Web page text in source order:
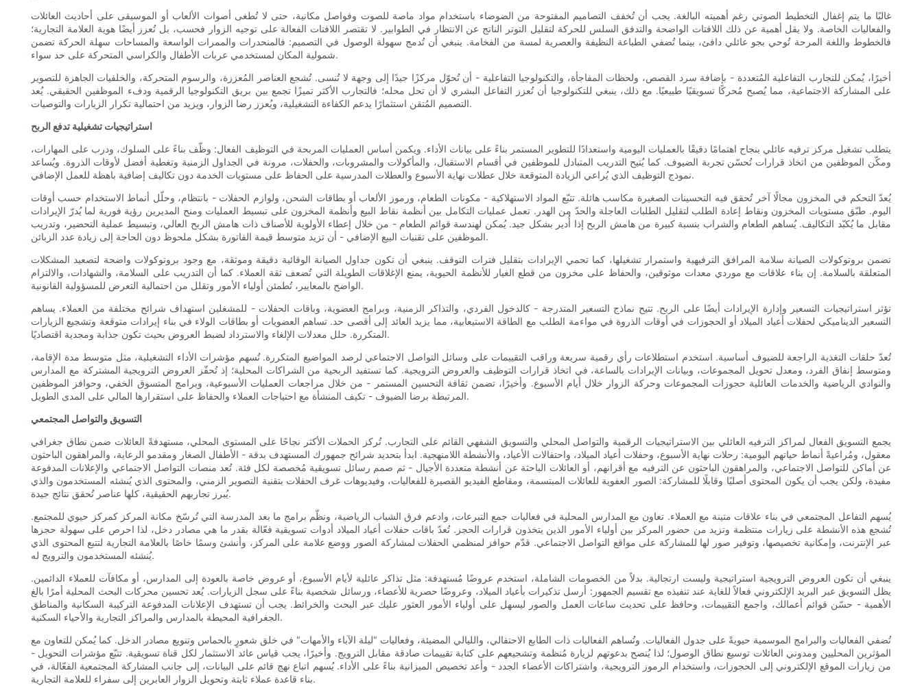
غالبًا ما يتم إغفال التخطيط الصوتي رغم أهميته البالغة. يجب أن تُخفف التصاميم المفتوحة من الضوضاء باستخدام مواد ماصة للصوت وفواصل مكانية، حتى لا تُطغى أصوات الألعاب أو الموسيقى على أحاديث العائلات
والفعاليات الخاصة. ولا يقل أهمية عن ذلك اللافتات الواضحة والتدفق السلس للحركة لتقليل التوتر الناتج عن الانتظار في الطوابير. لا تقتصر اللافتات الفعالة على توجيه الزوار فحسب، بل تُعزز أيضًا هوية العلامة التجارية؛
فالخطوط واللغة المرحة تُوحي بجو عائلي دافئ، بينما تُضفي الطباعة النظيفة والعصرية لمسة من الفخامة. ينبغي أن تُدمج سهولة الوصول في التصميم: فالمنحدرات والممرات الواسعة والمساحات سهلة الحركة تضمن
شمولية المكان لمستخدمي عربات الأطفال والكراسي المتحركة على حد سواء.
أخيرًا، يُمكن للتجارب التفاعلية المُتعددة - بإضافة سرد القصص، ولحظات المفاجأة، والتكنولوجيا التفاعلية - أن تُحوّل مركزًا جيدًا إلى وجهة لا تُنسى. تُشجع العناصر المُعززة، والرسوم المتحركة، والخلفيات الجاهزة للتصوير
على المشاركة الاجتماعية، مما يُصبح مُحركًا تسويقيًا طبيعيًا. مع ذلك، ينبغي للتكنولوجيا أن تُعزز التفاعل البشري لا أن تحل محله؛ فالتجارب الأكثر تميزًا تجمع بين بريق التكنولوجيا الرقمية ودفء الموظفين الحقيقي. يُعد
التصميم المُتقن استثمارًا يدعم الكفاءة التشغيلية، ويُعزز رضا الزوار، ويزيد من احتمالية تكرار الزيارات والتوصيات.
استراتيجيات تشغيلية تدفع الربح
يتطلب تشغيل مركز ترفيه عائلي بنجاح اهتمامًا دقيقًا بالعمليات اليومية واستعدادًا للتطوير المستمر بناءً على بيانات الأداء. ويكمن أساس العمليات المربحة في التوظيف الفعال: وظّف بناءً على السلوك، ودرب على المهارات،
ومكّن الموظفين من اتخاذ قرارات تُحسّن تجربة الضيوف. كما يُتيح التدريب المتبادل للموظفين في أقسام الاستقبال، والمأكولات والمشروبات، والحفلات، مرونة في الجداول الزمنية وتغطية أفضل لأوقات الذروة. ويُساعد
نموذج التوظيف الذي يُراعي الزيادة المتوقعة خلال عطلات نهاية الأسبوع والعطلات المدرسية على الحفاظ على مستويات الخدمة دون تكاليف إضافية باهظة للعمل الإضافي.
يُعدّ التحكم في المخزون مجالًا آخر تُحقق فيه التحسينات الصغيرة مكاسب هائلة. تتبّع المواد الاستهلاكية - مكونات الطعام، ورموز الألعاب أو بطاقات الشحن، ولوازم الحفلات - بانتظام، وحلّل أنماط الاستخدام حسب أوقات
اليوم. طبّق مستويات المخزون ونقاط إعادة الطلب لتقليل الطلبات العاجلة والحدّ من الهدر. تعمل عمليات التكامل بين أنظمة نقاط البيع وأنظمة المخزون على تبسيط العمليات ومنح المديرين رؤية فورية لما يُدرّ الإيرادات
مقابل ما يُكبّد التكاليف. يُساهم الطعام والشراب بنسبة كبيرة من هامش الربح إذا أُدير بشكل جيد. يُمكن لهندسة قوائم الطعام - من خلال إعطاء الأولوية للأصناف ذات هامش الربح العالي، وتبسيط عملية التحضير، وتدريب
الموظفين على تقنيات البيع الإضافي - أن تزيد متوسط ​​قيمة الفاتورة بشكل ملحوظ دون الحاجة إلى زيادة عدد الزبائن.
تضمن بروتوكولات الصيانة سلامة المرافق الترفيهية واستمرار تشغيلها، كما تحمي الإيرادات بتقليل فترات التوقف. ينبغي أن تكون جداول الصيانة الوقائية دقيقة وموثقة، مع وجود بروتوكولات واضحة لتصعيد المشكلات
المتعلقة بالسلامة. إن بناء علاقات مع موردي معدات موثوقين، والحفاظ على مخزون من قطع الغيار للأنظمة الحيوية، يمنع الإغلاقات الطويلة التي تُضعف ثقة العملاء. كما أن التدريب على السلامة، والشهادات، والالتزام
الواضح بالمعايير، تُطمئن أولياء الأمور وتقلل من احتمالية التعرض للمسؤولية القانونية.
تؤثر استراتيجيات التسعير وإدارة الإيرادات أيضًا على الربح. تتيح نماذج التسعير المتدرجة - كالدخول الفردي، والتذاكر الزمنية، وبرامج العضوية، وباقات الحفلات - للمشغلين استهداف شرائح مختلفة من العملاء. يساهم
التسعير الديناميكي لحفلات أعياد الميلاد أو الحجوزات في أوقات الذروة في مواءمة الطلب مع الطاقة الاستيعابية، مما يزيد العائد إلى أقصى حد. تساهم العضويات أو بطاقات الولاء في بناء إيرادات متوقعة وتشجيع الزيارات
المتكررة. حلل معدلات الإلغاء والاسترداد لضبط العروض بحيث تكون جذابة ومجدية اقتصاديًا.
تُعدّ حلقات التغذية الراجعة للضيوف أساسية. استخدم استطلاعات رأي رقمية سريعة وراقب التقييمات على وسائل التواصل الاجتماعي لرصد المواضيع المتكررة. تُسهم مؤشرات الأداء التشغيلية، مثل متوسط ​​مدة الإقامة،
ومتوسط ​​إنفاق الفرد، ومعدل تحويل المجموعات، وبيانات الإيرادات بالساعة، في اتخاذ قرارات التوظيف والعروض الترويجية. كما تستفيد الربحية من الشراكات المحلية؛ إذ تُحفّز العروض الترويجية المشتركة مع المدارس
والنوادي الرياضية والخدمات العائلية حجوزات المجموعات وحركة الزوار خلال أيام الأسبوع. وأخيرًا، تضمن ثقافة التحسين المستمر - من خلال مراجعات العمليات الأسبوعية، وبرامج المتسوق الخفي، وحوافز الموظفين
المرتبطة برضا الضيوف - تكيف المنشأة مع احتياجات العملاء والحفاظ على استقرارها المالي على المدى الطويل.
التسويق والتواصل المجتمعي
يجمع التسويق الفعال لمراكز الترفيه العائلي بين الاستراتيجيات الرقمية والتواصل المحلي والتسويق الشفهي القائم على التجارب. تُركز الحملات الأكثر نجاحًا على المستوى المحلي، مستهدفةً العائلات ضمن نطاق جغرافي
معقول، ومُراعيةً أنماط حياتهم اليومية: رحلات نهاية الأسبوع، وحفلات أعياد الميلاد، واحتفالات الأعياد، والأنشطة اللامنهجية. ابدأ بتحديد شرائح جمهورك المستهدف بدقة - الأطفال الصغار ومقدمو الرعاية، والمراهقون الباحثون
عن أماكن للتواصل الاجتماعي، والمراهقون الباحثون عن الترفيه مع أقرانهم، أو العائلات الباحثة عن أنشطة متعددة الأجيال - ثم صمم رسائل تسويقية مُخصصة لكل فئة. تُعد منصات التواصل الاجتماعي والإعلانات المدفوعة
مفيدة، ولكن يجب أن يكون المحتوى أصليًا وقابلًا للمشاركة: الصور العفوية للعائلات المبتسمة، ومقاطع الفيديو القصيرة للفعاليات، وفيديوهات غرف الحفلات بتقنية التصوير الزمني، والمحتوى الذي يُنشئه المستخدمون والذي
يُبرز تجاربهم الحقيقية، كلها عناصر تُحقق نتائج جيدة.
يُسهم التفاعل المجتمعي في بناء علاقات متينة مع العملاء. تعاون مع المدارس المحلية في فعاليات جمع التبرعات، وادعم فرق الشباب الرياضية، ونظّم برامج ما بعد المدرسة التي تُرسّخ مكانة المركز كمركز حيوي للمجتمع.
تُشجع هذه الأنشطة على زيارات منتظمة وتزيد من حضور المركز بين أولياء الأمور الذين يتخذون قرارات الحجز. تُعدّ باقات حفلات أعياد الميلاد أدوات تسويقية فعّالة بقدر ما هي مصادر دخل، لذا احرص على سهولة حجزها
عبر الإنترنت، وإمكانية تخصيصها، وتوفير صور لها للمشاركة على مواقع التواصل الاجتماعي. قدّم حوافز لمنظمي الحفلات لمشاركة الصور ووضع علامة على المركز، وأنشئ وسمًا خاصًا بالعلامة التجارية لتتبع المحتوى الذي
يُنشئه المستخدمون والترويج له.
ينبغي أن تكون العروض الترويجية استراتيجية وليست ارتجالية. بدلاً من الخصومات الشاملة، استخدم عروضًا مُستهدفة: مثل تذاكر عائلية لأيام الأسبوع، أو عروض خاصة بالعودة إلى المدارس، أو مكافآت للعملاء الدائمين.
يظل التسويق عبر البريد الإلكتروني فعالاً للغاية عند تنفيذه مع تقسيم الجمهور: أرسل تذكيرات بأعياد الميلاد، وعروضًا حصرية للأعضاء، ورسائل شخصية بناءً على سجل الزيارات. يُعد تحسين محركات البحث المحلية أمرًا بالغ
الأهمية - حسّن قوائم أعمالك، واجمع التقييمات، وحافظ على تحديث ساعات العمل والصور ليسهل على أولياء الأمور العثور عليك عبر البحث والخرائط. يجب أن تستهدف الإعلانات المدفوعة التركيبة السكانية والمناطق
الجغرافية المحيطة بالمدارس والمراكز التجارية والأحياء السكنية.
تُضفي الفعاليات والبرامج الموسمية حيويةً على جدول الفعاليات. وتُساهم الفعاليات ذات الطابع الاحتفالي، والليالي المضيئة، وفعاليات "ليلة الآباء والأمهات" في خلق شعورٍ بالحماس وتنويع مصادر الدخل. كما يُمكن للتعاون مع
المؤثرين المحليين ومدوني العائلات توسيع نطاق الوصول؛ لذا يُنصح بدعوتهم لزيارة مُنظمة وتشجيعهم على كتابة تقييمات صادقة مقابل الترويج. وأخيرًا، يجب قياس عائد الاستثمار لكل قناة تسويقية. تتبّع مؤشرات التحويل -
من زيارات الموقع الإلكتروني إلى الحجوزات، واستخدام الرموز الترويجية، واشتراكات الأعضاء الجدد - وأعد تخصيص الميزانية بناءً على الأداء. يُسهم اتباع نهج قائم على البيانات، إلى جانب المشاركة المجتمعية الفعّالة، في
بناء قاعدة عملاء ثابتة وتحويل الزوار العابرين إلى سفراء للعلامة التجارية.